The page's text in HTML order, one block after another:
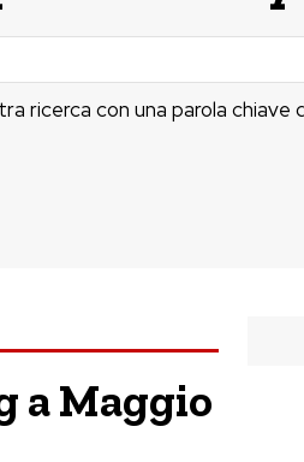
ricerca con una parola chiave
a Maggio